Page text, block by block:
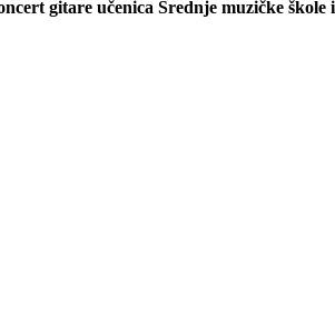
gitare učenica Srednje muzičke škole